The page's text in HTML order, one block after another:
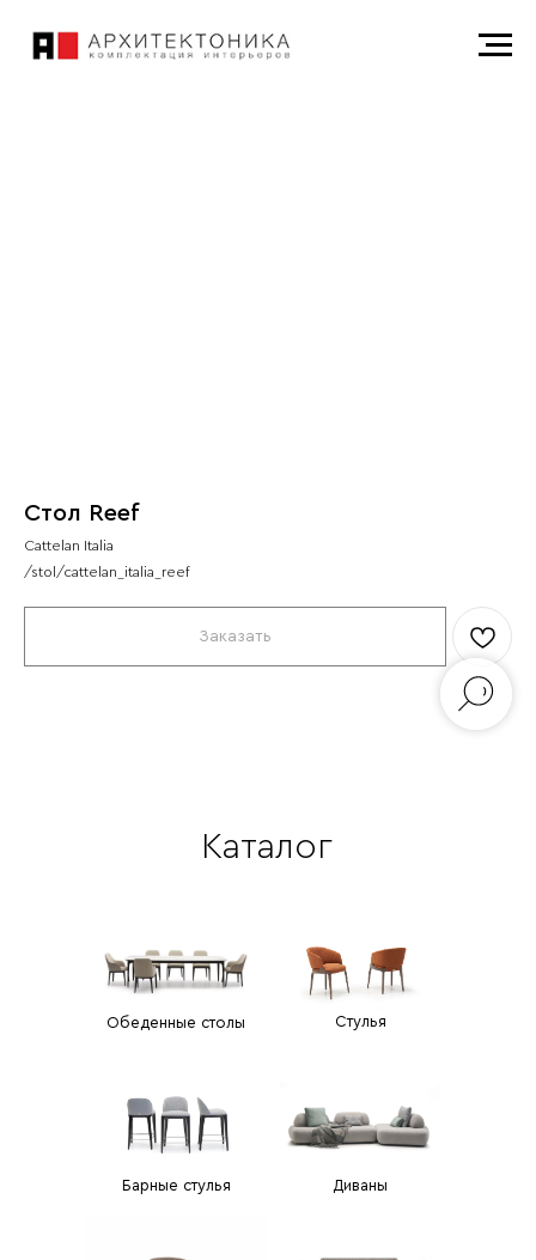
Стол Reef
Cattelan Italia
/stol/cattelan_italia_reef
Заказать
Обеденные столы Стулья
Барные стулья Диваны
Каталог